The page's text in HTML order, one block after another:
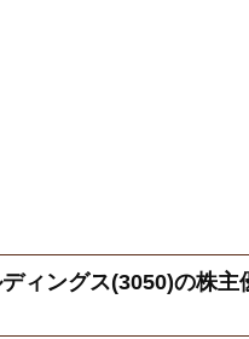
ィングス(3050)の株主